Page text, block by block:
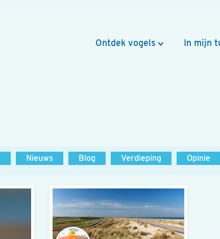
Ontdek vogels In mijn
Nieuws Blog Verdieping Opinie